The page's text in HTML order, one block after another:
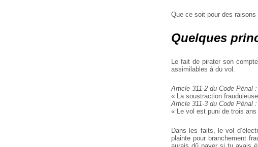
Que ce soit pour des
Quelques
Le fait de pirater son
assimilables à du vol.
Article 311-2 du Code Pénal :
« La soustraction
Article 311-3 du Code Pénal :
« Le vol est puni de trois ans
Dans les faits, le vol
plainte pour branchement